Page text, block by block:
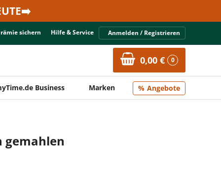
sichern Hilfe & Service Anmelden / Registrieren
0,00 € 0
Business Marken Angebote